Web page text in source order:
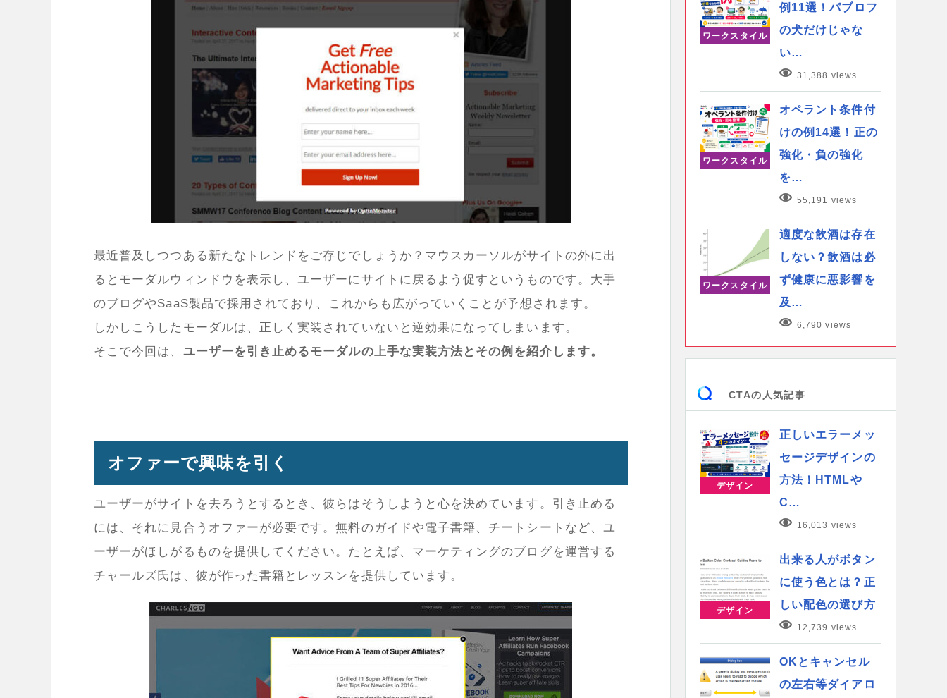
最近普及しつつある新たなトレンドをご存じでしょうか？マウスカーソルがサイトの外に出
るとモーダルウィンドウを表示し、ユーザーにサイトに戻るよう促すというものです。大手
のブログやSaaS製品で採用されており、これからも広がっていくことが予想されます。
しかしこうしたモーダルは、正しく実装されていないと逆効果になってしまいます。
そこで今回は、 ユーザーを引き止めるモーダルの上手な実装方法とその例を紹介します。
オファーで興味を引く
ユーザーがサイトを去ろうとするとき、彼らはそうしようと心を決めています。引き止める
には、それに見合うオファーが必要です。無料のガイドや電子書籍、チートシートなど、ユ
ーザーがほしがるものを提供してください。たとえば、マーケティングのブログを運営する
チャールズ氏は、彼が作った書籍とレッスンを提供しています。
ワークスタイル
例11選！パブロフ
の犬だけじゃな
い…
31,388 views
ワークスタイル
オペラント条件付
けの例14選！正の
強化・負の強化
を…
55,191 views
ワークスタイル
適度な飲酒は存在
しない？飲酒は必
ず健康に悪影響を
及…
6,790 views
CTAの人気記事
デザイン
正しいエラーメッ
セージデザインの
方法！HTMLや
C…
16,013 views
デザイン
出来る人がボタン
に使う色とは？正
しい配色の選び方
12,739 views
OKとキャンセル
の左右等ダイアロ